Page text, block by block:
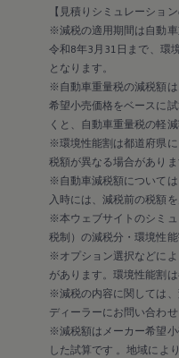
【見積りシミュレーショ
※減税の適用期間は自動
令和8年3月31日まで、環
となります。
※自動車重量税の減税額
希望小売価格をベースに
くと、自動車重量税の軽
※環境性能割は都道府県
税額が異なる場合がありま
※自動車減税額について
入時には、減税前の税額
※本ウェブサイトのシミ
税制）の減税分・環境性
※オプション選択などに
があります。環境性能割
※減税の内容に関しては
ディーラーにお問い合わせ
※減税額はメーカー希望
した試算です 。地域によ